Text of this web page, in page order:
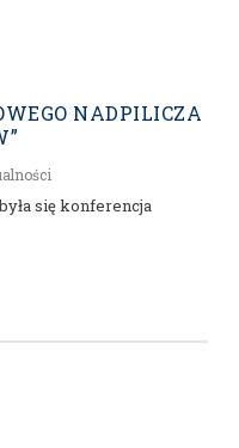
NADPILICZA
się konferencja